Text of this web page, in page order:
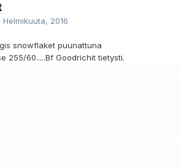
Helmikuuta, 2016
snowflaket puunattuna
255/60.....Bf Goodrichit tietysti.